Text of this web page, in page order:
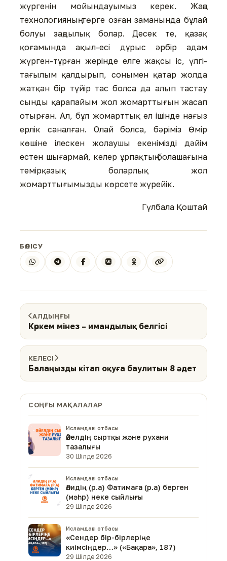
жүргенін мойындауымыз керек. Жаңа
технологияның төрге озған заманында бұлай
болуы заңдылық болар. Десек те, қазақ
қоғамында ақыл-есі дұрыс əрбір адам
жүрген-тұрған жерінде елге жақсы іс, үлгі-
тағылым қалдырып, сонымен қатар жолда
жатқан бір түйір тас болса да алып тастау
сынды қарапайым жол жомарттығын жасап
отырған. Ал, бұл жомарттық ел ішінде нағыз
ерлік саналған. Олай болса, бəріміз Өмір
көшіне ілескен жолаушы екенімізді дəйім
естен шығармай, келер ұрпақтың болашағына
темірқазық боларлық жол
жомарттығымызды көрсете жүрейік.
Гүлбала Қоштай
БӨЛІСУ
АЛДЫҢҒЫ
Көркем мінез – имандылық белгісі
КЕЛЕСІ
Балаңызды кітап оқуға баулитын 8 әдет
СОҢҒЫ МАҚАЛАЛАР
Исламдағы отбасы
Әйелдің сыртқы және рухани
тазалығы
30 Шілде 2026
Исламдағы отбасы
Әлидің (р.а) Фатимаға (р.а) берген
(мәһр) неке сыйлығы
29 Шілде 2026
Исламдағы отбасы
«Сендер бір-бірлеріңе
киімсіңдер…» («Бақара», 187)
29 Шілде 2026